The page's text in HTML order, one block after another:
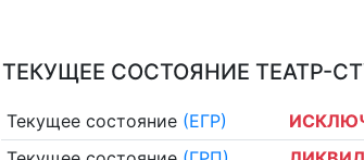
ТЕКУЩЕЕ СОСТОЯНИЕ ТЕАТР-
Текущее состояние (ЕГР)